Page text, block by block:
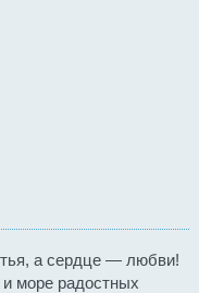
а сердце — любви!
море радостных